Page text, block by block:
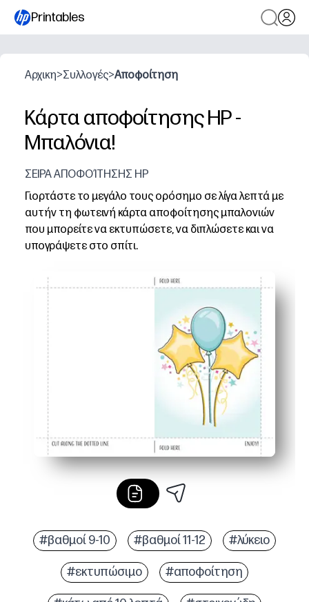
Printables
Αρχικη>Συλλογές>Αποφοίτηση
Κάρτα αποφοίτησης HP -
Μπαλόνια!
ΣΕΙΡΑ ΑΠΟΦΟΊΤΗΣΗΣ HP
Γιορτάστε το μεγάλο τους ορόσημο σε λίγα λεπτά με
αυτήν τη φωτεινή κάρτα αποφοίτησης μπαλονιών
που μπορείτε να εκτυπώσετε, να διπλώσετε και να
υπογράψετε στο σπίτι.
Έτοιμο για εκτύπωση και χωρίς προετοιμασία -
Ταιριάζει σε οικιακούς εκτυπωτές - λειτουργεί με
Προσωπική πινελιά - κενό εσωτερικό για εγκάρδιες
Εορταστικά για όλες τις ηλικίες - τα τολμηρά
#βαθμοί 9-10 #βαθμοί 11-12 #λύκειο
#εκτυπώσιμο #αποφοίτηση